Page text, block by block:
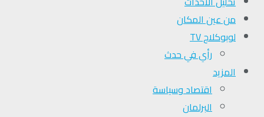
من عين المكان
لوبوكلاج TV
رأي في حدث
المزيد
اقتصاد وسياسة
البرلمان